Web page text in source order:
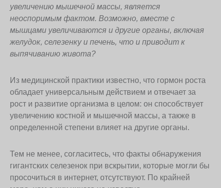
увеличению мышечной массы, является
неоспоримым фактом. Возможно, вместе с
мышцами увеличиваются и другие органы, включая
желудок, селезенку и печень, что и приводит к
выпячиванию живота?
Из медицинской практики известно, что гормон роста
обладает универсальным действием и отвечает за
рост и развитие организма в целом: он способствует
увеличению костной и мышечной массы, а также в
определенной степени влияет на другие органы.
Тем не менее, согласитесь, что факты обнаружения
гигантских селезенок при вскрытии, которые могли бы
просочиться в интернет, отсутствуют. По крайней